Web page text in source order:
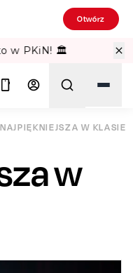
Otwórz
w PKiN! 🏛️
NAJPIĘKNIEJSZA W KLASIE
w